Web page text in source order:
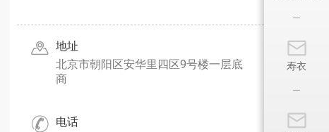
地址
北京市朝阳区安华里四区9号楼一层底
商
电话
寿衣